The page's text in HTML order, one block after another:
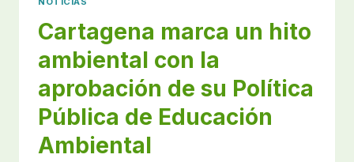
OTROS
Cartagena marca un hito
ambiental con la
aprobación de su Política
Pública de Educación
Ambiental